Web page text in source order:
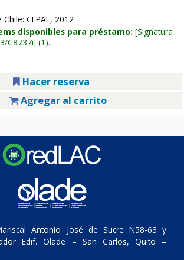
CEPAL, 2012
disponibles para préstamo: Signatura
C8737i (1).
Hacer reserva
Agregar al carrito
Antonio José de Sucre N58-63 y
Edif. Olade – San Carlos, Quito –